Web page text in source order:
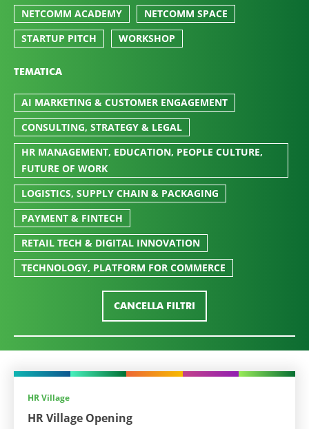
NETCOMM ACADEMY
NETCOMM SPACE
STARTUP PITCH
WORKSHOP
TEMATICA
AI MARKETING & CUSTOMER ENGAGEMENT
CONSULTING, STRATEGY & LEGAL
HR MANAGEMENT, EDUCATION, PEOPLE CULTURE,
FUTURE OF WORK
LOGISTICS, SUPPLY CHAIN & PACKAGING
PAYMENT & FINTECH
RETAIL TECH & DIGITAL INNOVATION
TECHNOLOGY, PLATFORM FOR COMMERCE
CANCELLA FILTRI
HR Village
HR Village Opening